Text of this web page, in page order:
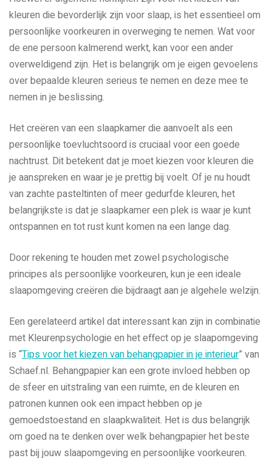
kleuren die bevorderlijk zijn voor slaap, is het essentieel om
persoonlijke voorkeuren in overweging te nemen. Wat voor
de ene persoon kalmerend werkt, kan voor een ander
overweldigend zijn. Het is belangrijk om je eigen gevoelens
over bepaalde kleuren serieus te nemen en deze mee te
nemen in je beslissing.
Het creëren van een slaapkamer die aanvoelt als een
persoonlijke toevluchtsoord is cruciaal voor een goede
nachtrust. Dit betekent dat je moet kiezen voor kleuren die
je aanspreken en waar je je prettig bij voelt. Of je nu houdt
van zachte pasteltinten of meer gedurfde kleuren, het
belangrijkste is dat je slaapkamer een plek is waar je kunt
ontspannen en tot rust kunt komen na een lange dag.
Door rekening te houden met zowel psychologische
principes als persoonlijke voorkeuren, kun je een ideale
slaapomgeving creëren die bijdraagt aan je algehele welzijn.
Een gerelateerd artikel dat interessant kan zijn in combinatie
met Kleurenpsychologie en het effect op je slaapomgeving
is “Tips voor het kiezen van behangpapier in je interieur” van
Schaef.nl. Behangpapier kan een grote invloed hebben op
de sfeer en uitstraling van een ruimte, en de kleuren en
patronen kunnen ook een impact hebben op je
gemoedstoestand en slaapkwaliteit. Het is dus belangrijk
om goed na te denken over welk behangpapier het beste
past bij jouw slaapomgeving en persoonlijke voorkeuren.